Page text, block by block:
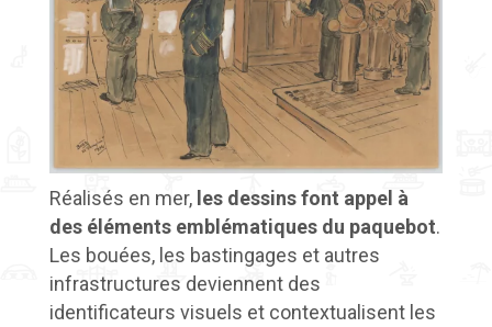
Réalisés en mer, les dessins font appel à
des éléments emblématiques du paquebot.
Les bouées, les bastingages et autres
infrastructures deviennent des
identificateurs visuels et contextualisent les